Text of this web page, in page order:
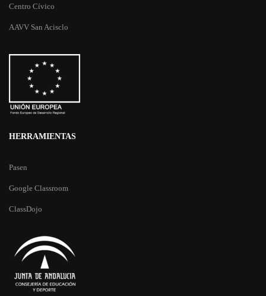
Centro Cívico
AAVV San Acisclo
HERRAMIENTAS
Pasen
Google Classroom
ClassDojo